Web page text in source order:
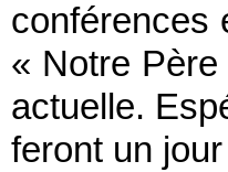
conférences
« Notre
actuelle.
feront un